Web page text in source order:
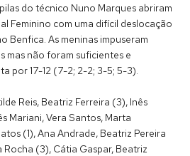
do técnico Nuno Marques abriram
Feminino com uma difícil deslocação
Benfica. As meninas impuseram
mas não foram suficientes e
por 17-12 (7-2; 2-2; 3-5; 5-3).
Reis, Beatriz Ferreira (3), Inês
Mariani, Vera Santos, Marta
(1), Ana Andrade, Beatriz Pereira
Rocha (3), Cátia Gaspar, Beatriz